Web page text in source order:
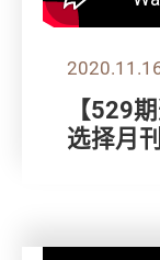
【529
选择月